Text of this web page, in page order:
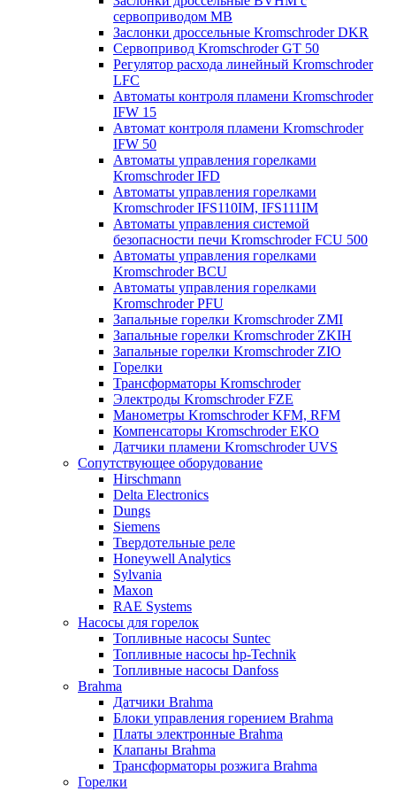
сервоприводом МВ
Заслонки дроссельные Kromschroder DKR
Cервопривод Kromschroder GT 50
Регулятор расхода линейный Kromschroder
LFC
Автоматы контроля пламени Kromschroder
IFW 15
Автомат контроля пламени Kromschroder
IFW 50
Автоматы управления горелками
Kromschroder IFD
Автоматы управления горелками
Kromschroder IFS110IM, IFS111IM
Автоматы управления системой
безопасности печи Kromschroder FCU 500
Автоматы управления горелками
Kromschroder BCU
Автоматы управления горелками
Kromschroder PFU
Запальные горелки Kromschroder ZМI
Запальные горелки Kromschroder ZKIH
Запальные горелки Kromschroder ZIO
Горелки
Трансформаторы Kromschroder
Электроды Kromschroder FZE
Манометры Kromschroder KFM, RFM
Компенсаторы Kromschroder ЕКО
Датчики пламени Kromschroder UVS
Сопутствующее оборудование
Hirschmann
Delta Electronics
Dungs
Siemens
Твердотельные реле
Honeywell Analytics
Sylvania
Maxon
RAE Systems
Насосы для горелок
Топливные насосы Suntec
Топливные насосы hp-Technik
Топливные насосы Danfoss
Brahma
Датчики Brahma
Блоки управления горением Brahma
Платы электронные Brahma
Клапаны Brahma
Трансформаторы розжига Brahma
Горелки